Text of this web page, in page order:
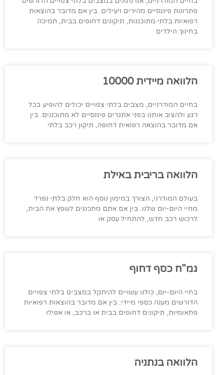
פתרונות פיננסיים מהירים ויעילים. בין אם מדובר בהוצאות
רפואיות בלתי מתוכננות, תיקונים דחופים בבית, תמיכה
בחינוך הילדים
הלוואה מיידית 10000
בחיים המודרניים, מצבים בלתי צפויים יכולים להופיע בכל
רגע ולהציב אותנו בפני אתגרים פיננסיים לא מתוכננים. בין
אם מדובר בהוצאה רפואית דחופה, תיקון רכב בלתי
הלוואה בריבית באילת
בעולם המודרני, הצורך במימון נוסף הוא חלק בלתי נפרד
מחיי היום-יום שלנו. בין אם אתם מתכננים לשפץ את הבית,
לרכוש רכב חדש, להתחיל עסק או
גמ"ח כסף דחוף
בחיי היום-יום, כולנו עשויים להיתקל במצבים בלתי צפויים
הדורשים מענה כספי מיידי. בין אם מדובר בהוצאות רפואיות
פתאומיות, תיקונים דחופים בבית או ברכב, או אפילו
הלוואה בנתניה